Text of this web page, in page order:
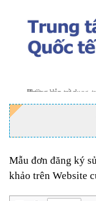
top
»
Hướng dẫn sử dụng
»
Phòng họp tròn
Mẫu đơn đăng ký
khảo trên Website